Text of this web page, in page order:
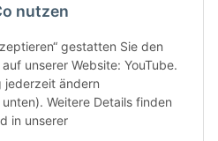
nutzen
gestatten Sie den
unserer Website: YouTube.
jederzeit ändern
Weitere Details finden
in unserer
widerrufen